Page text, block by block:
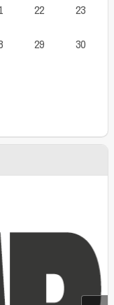
22 23
29 30